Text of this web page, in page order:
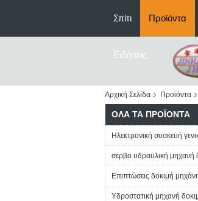
Σπίτι Προϊόντα
Ειδήσεις
Αρχική Σελίδα Προϊόντα
ΌΛΑ ΤΑ ΠΡΟΪΌΝΤΑ
Ηλεκτρονική συσκευή
σερβο υδραυλική μηχανή
Επιπτώσεις δοκιμή
Υδροστατική μηχανή